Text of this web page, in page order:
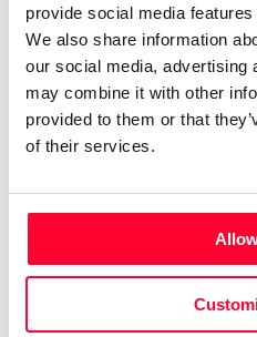
provide social media
We also share information
our social media, advertising
may combine it with other
provided to them or that
of their services.
digital, con el
Soy licenciado en Historia
la música, y he tocado y
celta allá por los ochenta. En
soy más bien autodidacta. Me
sobre todo Beethoven, y la
de Wagner y los
Aún cuando estaba en el
así que me viene de lejos. En
Vangelis y Kitaro.